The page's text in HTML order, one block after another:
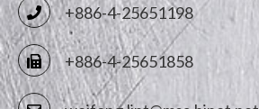
+886-4-25651198
+886-4-25651858